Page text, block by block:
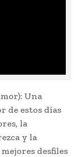
Una
de estos días
la
y la
desfiles